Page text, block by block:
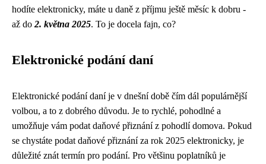
hodíte elektronicky, máte u daně z příjmu ještě měsíc k dobru -
až do 2. května 2025. To je docela fajn, co?
Elektronické podání daní
Elektronické podání daní je v dnešní době čím dál populárnější
volbou, a to z dobrého důvodu. Je to rychlé, pohodlné a
umožňuje vám podat daňové přiznání z pohodlí domova. Pokud
se chystáte podat daňové přiznání za rok 2025 elektronicky, je
důležité znát termín pro podání. Pro většinu poplatníků je